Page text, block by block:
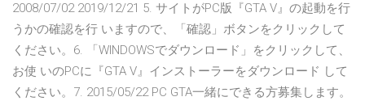
2008/07/02 2019/12/21 5. サイトがPC版『GTA V』の起動を行
うかの確認を行 いますので、「確認」ボタンをクリックして
ください。6. 「WINDOWSでダウンロード」をクリックして、
お使 いのPCに『GTA V』インストーラーをダウンロード して
ください。7. 2015/05/22 PC GTA一緒にできる方募集します。